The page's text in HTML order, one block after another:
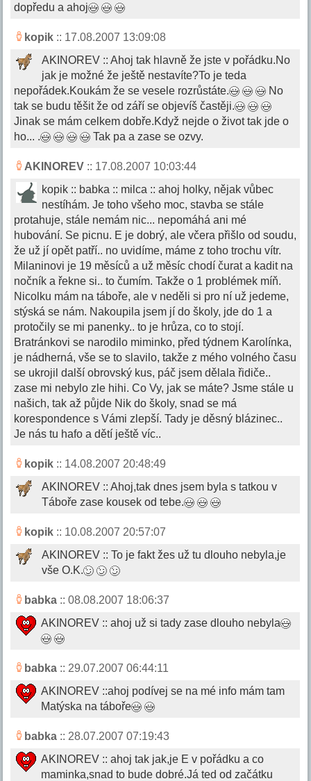
dopředu a ahoj
kopik :: 17.08.2007 13:09:08
AKINOREV :: Ahoj tak hlavně že jste v pořádku.No
jak je možné že ještě nestavíte?To je teda
nepořádek.Koukám že se vesele rozrůstáte.
No
tak se budu těšit že od září se objevíš častěji.
Jinak se mám celkem dobře.Když nejde o život tak jde o
ho... .
Tak pa a zase se ozvy.
AKINOREV :: 17.08.2007 10:03:44
kopik :: babka :: milca :: ahoj holky, nějak vůbec
nestíhám. Je toho všeho moc, stavba se stále
protahuje, stále nemám nic... nepomáhá ani mé
hubování. Se picnu. E je dobrý, ale včera přišlo od soudu,
že už jí opět patří.. no uvidíme, máme z toho trochu vítr.
Milaninovi je 19 měsíců a už měsíc chodí čurat a kadit na
nočník a řekne si.. to čumím. Takže o 1 problémek míň.
Nicolku mám na táboře, ale v neděli si pro ní už jedeme,
stýská se nám. Nakoupila jsem jí do školy, jde do 1 a
protočily se mi panenky.. to je hrůza, co to stojí.
Bratránkovi se narodilo miminko, před týdnem Karolínka,
je nádherná, vše se to slavilo, takže z mého volného času
se ukrojil další obrovský kus, páč jsem dělala řidiče..
zase mi nebylo zle hihi. Co Vy, jak se máte? Jsme stále u
našich, tak až půjde Nik do školy, snad se má
korespondence s Vámi zlepší. Tady je děsný blázinec..
Je nás tu hafo a dětí ještě víc..
kopik :: 14.08.2007 20:48:49
AKINOREV :: Ahoj,tak dnes jsem byla s tatkou v
Táboře zase kousek od tebe.
kopik :: 10.08.2007 20:57:07
AKINOREV :: To je fakt žes už tu dlouho nebyla,je
vše O.K.
babka :: 08.08.2007 18:06:37
AKINOREV :: ahoj už si tady zase dlouho nebyla
babka :: 29.07.2007 06:44:11
AKINOREV ::ahoj podívej se na mé info mám tam
Matýska na táboře
babka :: 28.07.2007 07:19:43
AKINOREV :: ahoj tak jak,je E v pořádku a co
maminka,snad to bude dobré.Já ted od začátku